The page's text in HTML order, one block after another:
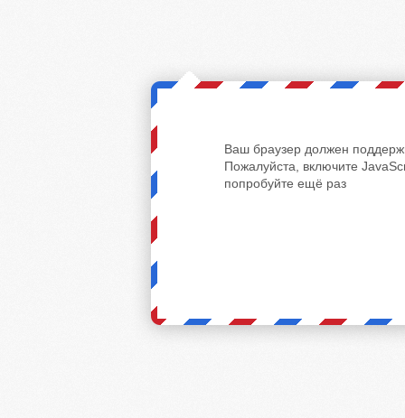
Ваш браузер должен
Пожалуйста, включите
попробуйте ещё раз